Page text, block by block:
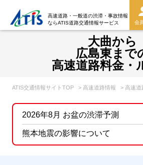
高速道路・一般道の渋滞・事故情報
ならATIS道路交通情報サービス
会
大曲から
広島東まで
高速道路料金・
ATIS交通情報サイトTOP > 高速道路情報 > 高速道
2026年8月 お盆の渋滞予測
熊本地震の影響について